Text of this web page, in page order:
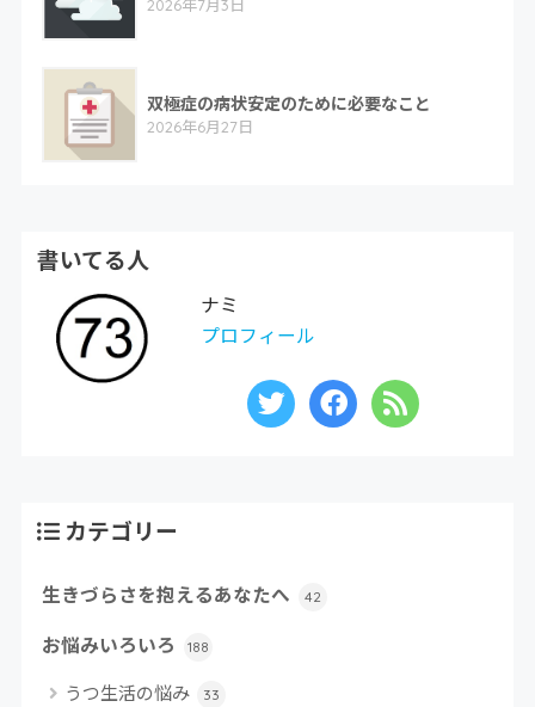
2026年7月3日
双極症の病状安定のために必要なこと
2026年6月27日
書いてる人
ナミ
プロフィール
カテゴリー
生きづらさを抱えるあなたへ 42
お悩みいろいろ 188
うつ生活の悩み 33